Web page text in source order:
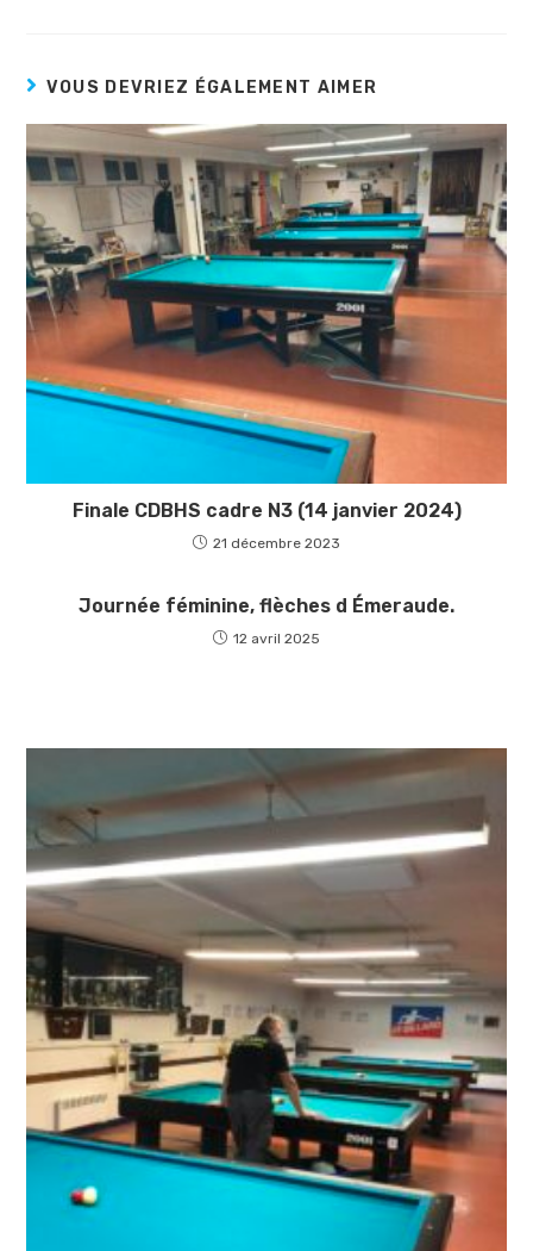
VOUS DEVRIEZ ÉGALEMENT AIMER
Finale CDBHS cadre N3 (14 janvier 2024)
21 décembre 2023
Journée féminine, flèches d Émeraude.
12 avril 2025